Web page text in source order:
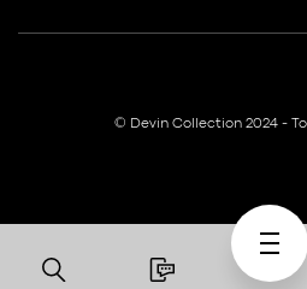
© Devin Collection 2024 -